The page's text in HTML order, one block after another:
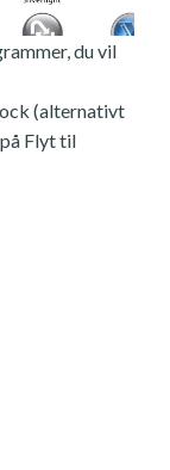
du vil
(alternativt
Flyt til